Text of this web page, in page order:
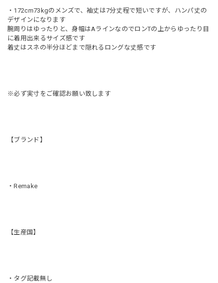
・172cm73kgのメンズで、袖丈は7分丈程で短いですが、ハンパ丈の
デザインになります
腕周りはゆったりと、身幅はAラインなのでロンTの上からゆったり目
に着用出来るサイズ感です
着丈はスネの半分ほどまで隠れるロングな丈感です
※必ず実寸をご確認お願い致します
【ブランド】
・Remake
【生産国】
・タグ記載無し